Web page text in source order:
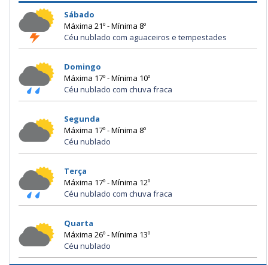
Sábado
Máxima 21º - Mínima 8º
Céu nublado com aguaceiros e tempestades
Domingo
Máxima 17º - Mínima 10º
Céu nublado com chuva fraca
Segunda
Máxima 17º - Mínima 8º
Céu nublado
Terça
Máxima 17º - Mínima 12º
Céu nublado com chuva fraca
Quarta
Máxima 26º - Mínima 13º
Céu nublado